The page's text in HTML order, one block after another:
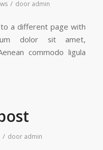
/ door admin
a different page with
dolor sit amet,
commodo ligula
/ door admin